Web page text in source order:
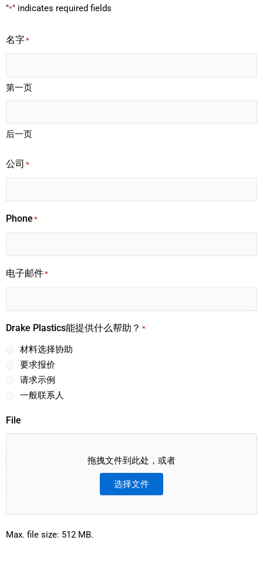
"*" indicates required fields
名字*
第一页
后一页
公司 *
Phone *
电子邮件*
Drake Plastics能提供什么帮助？ *
材料选择协助
要求报价
请求示例
一般联系人
File
拖拽文件到此处，或者
选择文件
Max. file size: 512 MB.